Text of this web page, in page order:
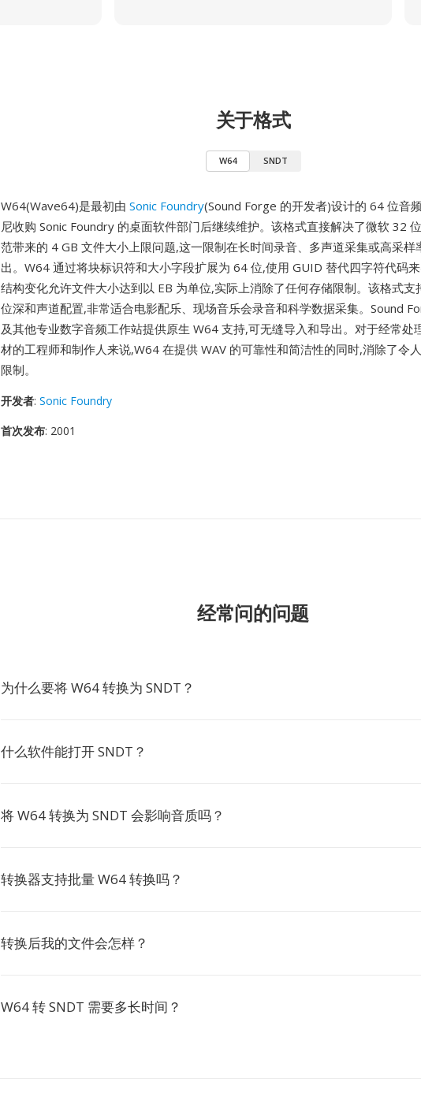
关于格式
W64 SNDT
W64(Wave64)是最初由 Sonic Foundry(Sound Forge 的开发者)设计的 64 位音
尼收购 Sonic Foundry 的桌面软件部门后继续维护。该格式直接解决了微软 32
范带来的 4 GB 文件大小上限问题,这一限制在长时间录音、多声道采集或高采样
出。W64 通过将块标识符和大小字段扩展为 64 位,使用 GUID 替代四字符代码
结构变化允许文件大小达到以 EB 为单位,实际上消除了任何存储限制。该格式支
位深和声道配置,非常适合电影配乐、现场音乐会录音和科学数据采集。Sound
及其他专业数字音频工作站提供原生 W64 支持,可无缝导入和导出。对于经常处
材的工程师和制作人来说,W64 在提供 WAV 的可靠性和简洁性的同时,消除了令
限制。
开发者: Sonic Foundry
首次发布: 2001
经常问的问题
为什么要将 W64 转换为 SNDT？
什么软件能打开 SNDT？
将 W64 转换为 SNDT 会影响音质吗？
转换器支持批量 W64 转换吗？
转换后我的文件会怎样？
W64 转 SNDT 需要多长时间？